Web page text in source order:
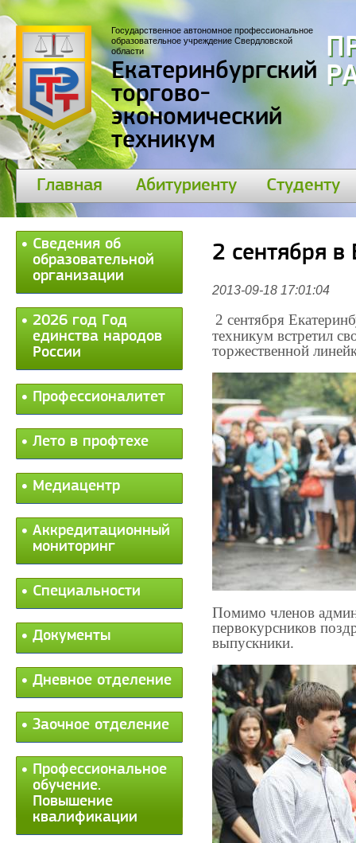
Государственное автономное профессиональное
образовательное учреждение Свердловской
области
Екатеринбургский
торгово-
экономический
техникум
Главная Абитуриенту Студенту
Сведения об
образовательной
организации
2026 год Год
единства народов
России
Профессионалитет
Лето в профтехе
Медиацентр
Аккредитационный
мониторинг
Специальности
Документы
Дневное отделение
Заочное отделение
Профессиональное
обучение.
Повышение
квалификации
2 сентября в
2013-09-18 17:01:04
2 сентября
техникум встретил
торжественной
Помимо членов
первокурсников
выпускники.